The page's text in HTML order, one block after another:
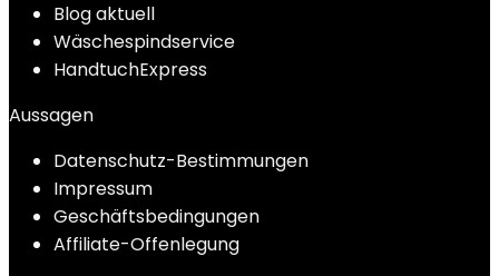
Blog aktuell
Wäschespindservice
HandtuchExpress
Aussagen
Datenschutz-Bestimmungen
Impressum
Geschäftsbedingungen
Affiliate-Offenlegung